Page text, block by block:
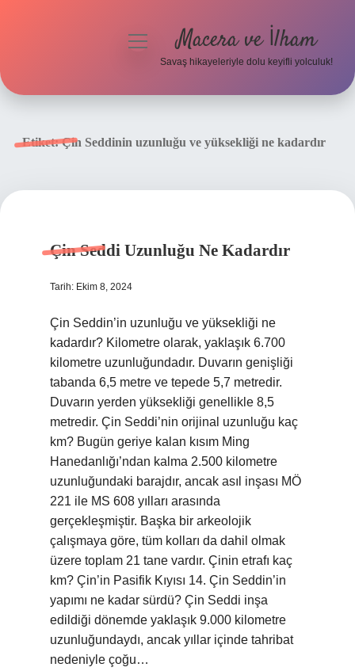
menüyüMacera ve İlham
Savaş hikayeleriyle dolu keyifli yolculuk!
Etiket:Çin Seddinin uzunluğu ve yüksekliği ne kadardır
Çin Seddi Uzunluğu Ne Kadardır
Tarih: Ekim 8, 2024
Çin Seddin’in uzunluğu ve yüksekliği ne
kadardır? Kilometre olarak, yaklaşık 6.700
kilometre uzunluğundadır. Duvarın genişliği
tabanda 6,5 ​​metre ve tepede 5,7 metredir.
Duvarın yerden yüksekliği genellikle 8,5
metredir. Çin Seddi’nin orijinal uzunluğu kaç
km? Bugün geriye kalan kısım Ming
Hanedanlığı’ndan kalma 2.500 kilometre
uzunluğundaki barajdır, ancak asıl inşası MÖ
221 ile MS 608 yılları arasında
gerçekleşmiştir. Başka bir arkeolojik
çalışmaya göre, tüm kolları da dahil olmak
üzere toplam 21 tane vardır. Çinin etrafı kaç
km? Çin’in Pasifik Kıyısı 14. Çin Seddin’in
yapımı ne kadar sürdü? Çin Seddi inşa
edildiği dönemde yaklaşık 9.000 kilometre
uzunluğundaydı, ancak yıllar içinde tahribat
nedeniyle çoğu…